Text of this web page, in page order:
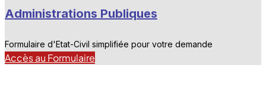
Administrations Publiques
Formulaire d'Etat-Civil simplifiée pour votre demande
Accès au Formulaire